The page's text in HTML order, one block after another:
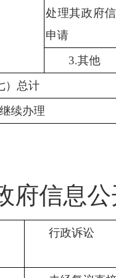
处理其政府
申请
3.其他
）总计
续办理
信息公
行政诉讼